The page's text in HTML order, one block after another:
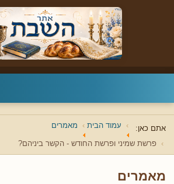
אתם כאן: עמוד הבית מאמרים
פרשת שמיני ופרשת החודש - הקשר ביניהם?
מאמרים